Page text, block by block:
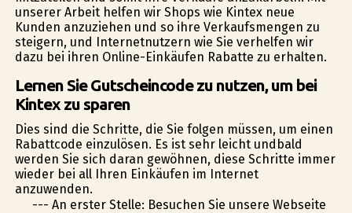
unserer Arbeit helfen wir Shops wie Kintex neue
Kunden anzuziehen und so ihre Verkaufsmengen zu
steigern, und Internetnutzern wie Sie verhelfen wir
dazu bei ihren Online-Einkäufen Rabatte zu erhalten.
Lernen Sie Gutscheincode zu nutzen, um bei
Kintex zu sparen
Dies sind die Schritte, die Sie folgen müssen, um einen
Rabattcode einzulösen. Es ist sehr leicht undbald
werden Sie sich daran gewöhnen, diese Schritte immer
wieder bei all Ihren Einkäufen im Internet
anzuwenden.
--- An erster Stelle: Besuchen Sie unsere Webseite